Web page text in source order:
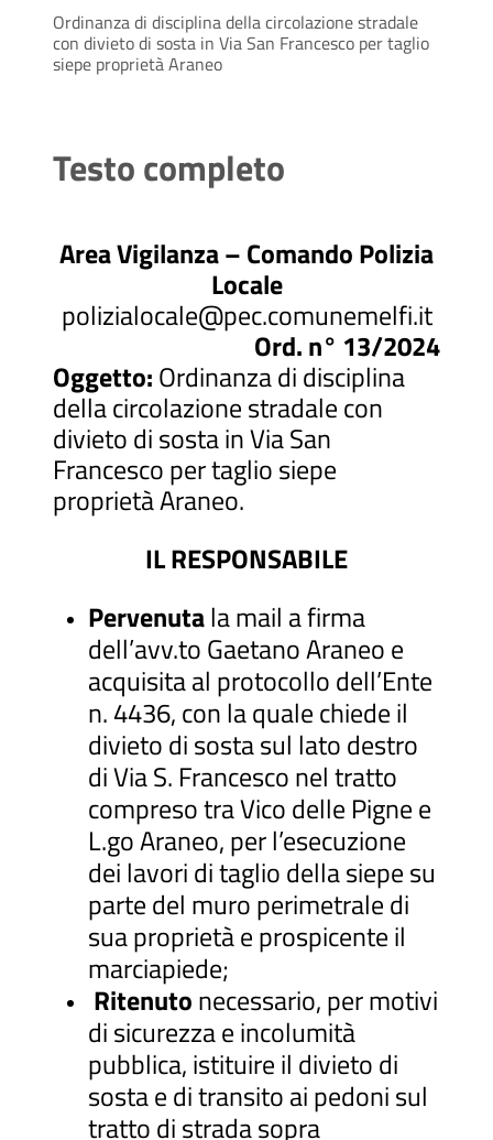
Ordinanza di disciplina della circolazione stradale
con divieto di sosta in Via San Francesco per taglio
siepe proprietà Araneo
Testo completo
Area Vigilanza – Comando Polizia
Locale
polizialocale@pec.comunemelfi.it
Ord. n° 13/2024
Oggetto:Ordinanza di disciplina
della circolazione stradale con
divieto di sosta in Via San
Francesco per taglio siepe
proprietà Araneo.
IL RESPONSABILE
Pervenutala mail a firma
dell’avv.to Gaetano Araneo e
acquisita al protocollo dell’Ente
n. 4436, con la quale chiede il
divieto di sosta sul lato destro
di Via S. Francesco nel tratto
compreso tra Vico delle Pigne e
L.go Araneo, per l’esecuzione
dei lavori di taglio della siepe su
parte del muro perimetrale di
sua proprietà e prospicente il
marciapiede;
Ritenutonecessario, per motivi
di sicurezza e incolumità
pubblica, istituire il divieto di
sosta e di transito ai pedoni sul
tratto di strada sopra